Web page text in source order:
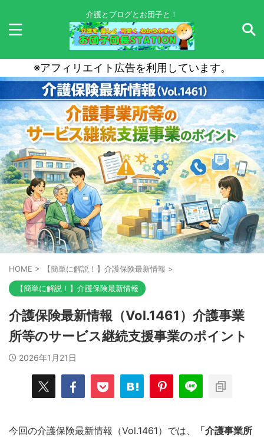
介護とブログとお団子と！
※アフィリエイト広告を利用しています。
HOME > 【簡単に解説！】介護保険最新情報 >
【簡単に解説！】介護保険最新情報
介護保険最新情報（Vol.1461）介護事業
所等のサービス継続支援事業のポイント
2026年1月21日
今回の介護保険最新情報（Vol.1461）では、
「介護事業所